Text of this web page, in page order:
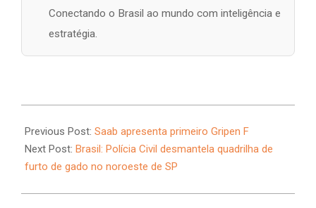
Conectando o Brasil ao mundo com inteligência e
estratégia.
06-
02
Previous Post: Saab apresenta primeiro Gripen F
Next Post: Brasil: Polícia Civil desmantela quadrilha de
furto de gado no noroeste de SP